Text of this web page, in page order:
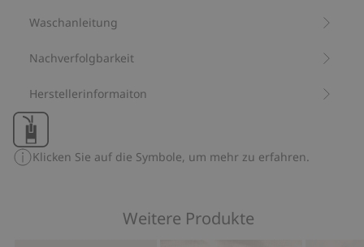
Waschanleitung
Nachverfolgbarkeit
Herstellerinformaiton
Klicken Sie auf die Symbole, um mehr zu erfahren.
Weitere Produkte